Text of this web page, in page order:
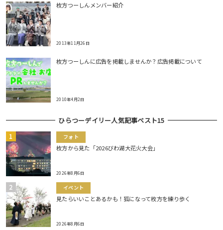
枚方つーしんメンバー紹介
2013年11月26日
枚方つーしんに広告を掲載しませんか？広告掲載について
2010年4月2日
ひらつーデイリー人気記事ベスト15
フォト
枚方から見た「2026びわ湖大花火大会」
2026年8月6日
イベント
見たらいいことあるかも！狐になって枚方を練り歩く
2026年8月6日